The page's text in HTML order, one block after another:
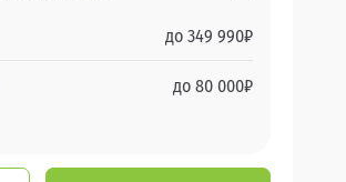
до 349 990₽
до 80 000₽